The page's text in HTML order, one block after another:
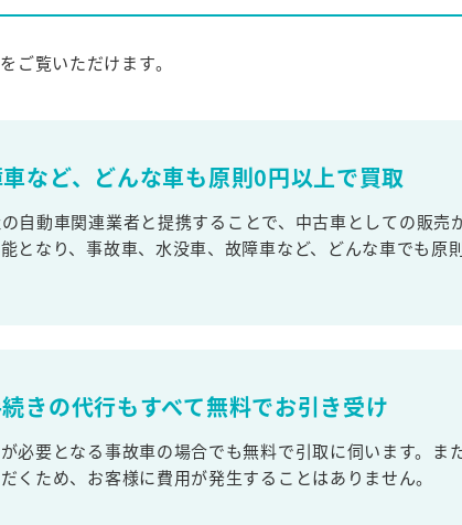
ご覧いただけます。
など、どんな車も原則0円以上で買取
自動車関連業者と提携することで、中古車としての販売
となり、事故車、水没車、故障車など、どんな車でも原
きの代行もすべて無料でお引き受け
必要となる事故車の場合でも無料で引取に伺います。ま
くため、お客様に費用が発生することはありません。